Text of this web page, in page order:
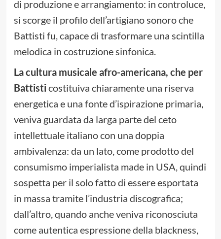
di produzione e arrangiamento: in controluce,
si scorge il profilo dell’artigiano sonoro che
Battisti fu, capace di trasformare una scintilla
melodica in costruzione sinfonica.
La cultura musicale afro-americana, che per
Battisticostituiva chiaramente una riserva
energetica e una fonte d’ispirazione primaria,
veniva guardata da larga parte del ceto
intellettuale italiano con una doppia
ambivalenza: da un lato, come prodotto del
consumismo imperialista made in USA, quindi
sospetta per il solo fatto di essere esportata
in massa tramite l’industria discografica;
dall’altro, quando anche veniva riconosciuta
come autentica espressione della blackness,